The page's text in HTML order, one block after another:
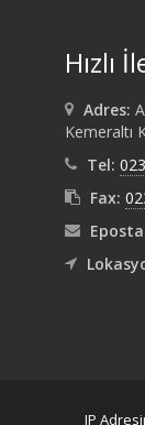
Hızlı
Adres:
Kemeraltı
Tel:
Fax:
IP